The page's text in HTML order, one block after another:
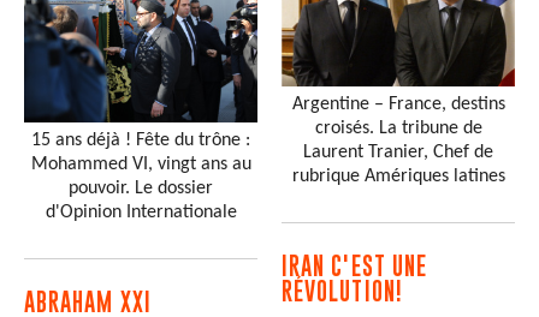
15 ans déjà ! Fête du trône :
Mohammed VI, vingt ans au
pouvoir. Le dossier
d'Opinion Internationale
ABRAHAM XXI
Argentine – France, destins
croisés. La tribune de
Laurent Tranier, Chef de
rubrique Amériques latines
IRAN C'EST UNE
RÉVOLUTION!